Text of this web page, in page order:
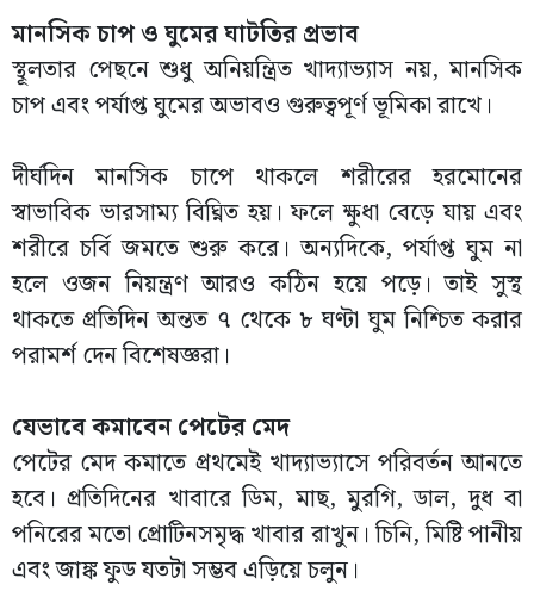
মানসিক চাপ ও ঘুমের ঘাটতির প্রভাব
স্থূলতার পেছনে শুধু অনিয়ন্ত্রিত খাদ্যাভ্যাস নয়, মানসিক
চাপ এবং পর্যাপ্ত ঘুমের অভাবও গুরুত্বপূর্ণ ভূমিকা রাখে।
দীর্ঘদিন মানসিক চাপে থাকলে শরীরের হরমোনের
স্বাভাবিক ভারসাম্য বিঘ্নিত হয়। ফলে ক্ষুধা বেড়ে যায় এবং
শরীরে চর্বি জমতে শুরু করে। অন্যদিকে, পর্যাপ্ত ঘুম না
হলে ওজন নিয়ন্ত্রণ আরও কঠিন হয়ে পড়ে। তাই সুস্থ
থাকতে প্রতিদিন অন্তত ৭ থেকে ৮ ঘণ্টা ঘুম নিশ্চিত করার
পরামর্শ দেন বিশেষজ্ঞরা।
যেভাবে কমাবেন পেটের মেদ
পেটের মেদ কমাতে প্রথমেই খাদ্যাভ্যাসে পরিবর্তন আনতে
হবে। প্রতিদিনের খাবারে ডিম, মাছ, মুরগি, ডাল, দুধ বা
পনিরের মতো প্রোটিনসমৃদ্ধ খাবার রাখুন। চিনি, মিষ্টি পানীয়
এবং জাঙ্ক ফুড যতটা সম্ভব এড়িয়ে চলুন।